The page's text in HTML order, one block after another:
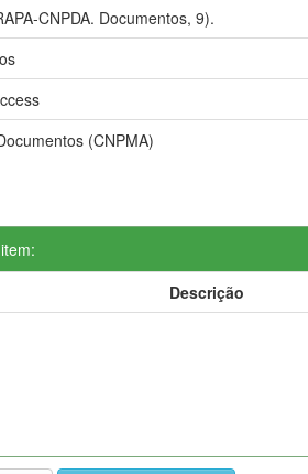
CNPDA. Documentos, 9).
(CNPMA)
Descrição